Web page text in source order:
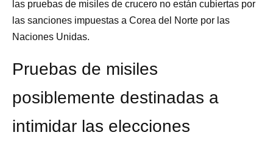
las pruebas de misiles de crucero no están cubiertas por
las sanciones impuestas a Corea del Norte por las
Naciones Unidas.
Pruebas de misiles
posiblemente destinadas a
intimidar las elecciones